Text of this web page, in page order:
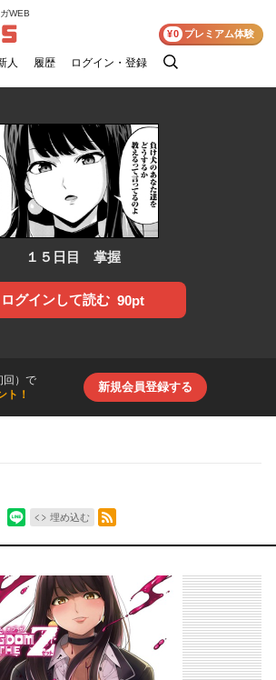
WEB
人 履歴 ログイン・登録
検
¥0 プレミアム体験
１５日目 掌握
ログインして読む 90pt
回）で
ト！
新規会員登録する
埋め込む
RSSフィード